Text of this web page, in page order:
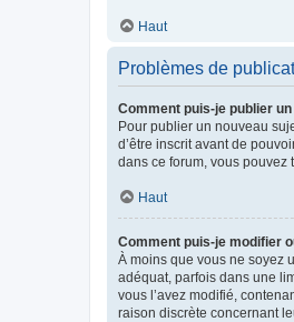
Haut
Problèmes de
Comment puis-je publier
Pour publier un nouveau
d’être inscrit avant de
dans ce forum, vous pouvez
Haut
Comment puis-je modifier
À moins que vous ne soyez
adéquat, parfois dans une
vous l’avez modifié,
raison discrète concernant